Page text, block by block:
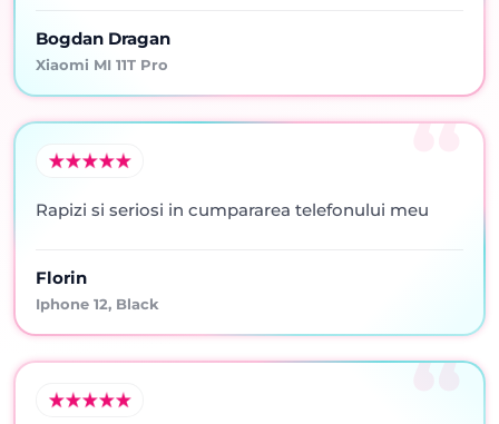
Bogdan Dragan
Xiaomi MI 11T Pro
Rapizi si seriosi in cumpararea telefonului meu
Florin
Iphone 12, Black